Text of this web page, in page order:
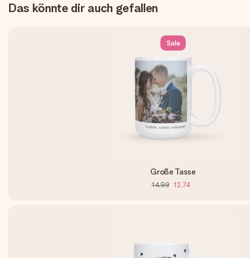
Das könnte dir auch gefallen
Sale
Große Tasse
14,99 12,74